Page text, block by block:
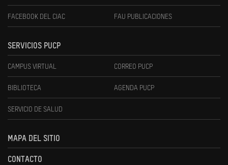
FACEBOOK DEL CIAC FAU PUBLICACIONES
SERVICIOS PUCP
CAMPUS VIRTUAL CORREO PUCP
BIBLIOTECA AGENDA PUCP
SERVICIO DE SALUD
MAPA DEL SITIO
CONTACTO